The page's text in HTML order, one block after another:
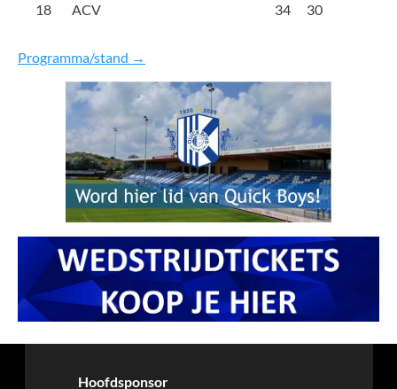
18
ACV 34 30
Programma/stand →
Hoofdsponsor